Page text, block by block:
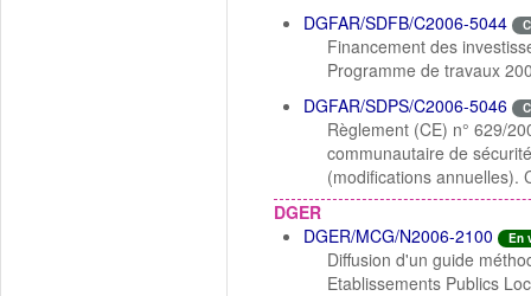
DGFAR/SDFB/C2006-5044
Financement des
Programme de travaux
DGFAR/SDPS/C2006-5046
Règlement (CE) n° 629/
communautaire de
(modifications annuelles).
DGER
DGER/MCG/N2006-2100
En
Diffusion d'un guide
Etablissements Publics